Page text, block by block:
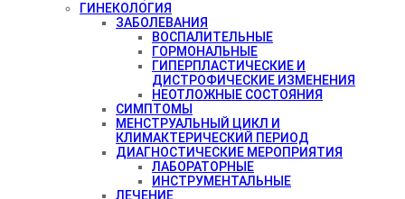
ГИНЕКОЛОГИЯ
ЗАБОЛЕВАНИЯ
ВОСПАЛИТЕЛЬНЫЕ
ГОРМОНАЛЬНЫЕ
ГИПЕРПЛАСТИЧЕСКИЕ И
ДИСТРОФИЧЕСКИЕ ИЗМЕНЕНИЯ
НЕОТЛОЖНЫЕ СОСТОЯНИЯ
СИМПТОМЫ
МЕНСТРУАЛЬНЫЙ ЦИКЛ И
КЛИМАКТЕРИЧЕСКИЙ ПЕРИОД
ДИАГНОСТИЧЕСКИЕ МЕРОПРИЯТИЯ
ЛАБОРАТОРНЫЕ
ИНСТРУМЕНТАЛЬНЫЕ
ЛЕЧЕНИЕ